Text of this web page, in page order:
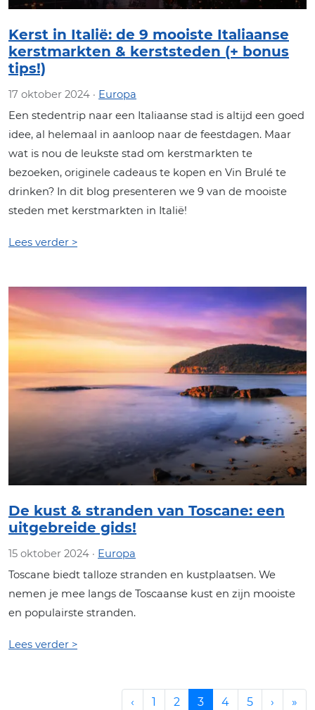
Kerst in Italië: de 9 mooiste Italiaanse
kerstmarkten & kerststeden (+ bonus
tips!)
17 oktober 2024 · Europa
Een stedentrip naar een Italiaanse stad is altijd een goed
idee, al helemaal in aanloop naar de feestdagen. Maar
wat is nou de leukste stad om kerstmarkten te
bezoeken, originele cadeaus te kopen en Vin Brulé te
drinken? In dit blog presenteren we 9 van de mooiste
steden met kerstmarkten in Italië!
Lees verder >
De kust & stranden van Toscane: een
uitgebreide gids!
15 oktober 2024 · Europa
Toscane biedt talloze stranden en kustplaatsen. We
nemen je mee langs de Toscaanse kust en zijn mooiste
en populairste stranden.
Lees verder >
‹ 1 2 3 4 5 › »